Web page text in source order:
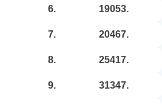
6. 19053.
7. 20467.
8. 25417.
9. 31347.